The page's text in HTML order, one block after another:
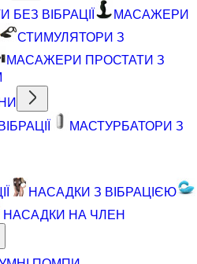
ВІБРАЦІЇ
МАСАЖЕРИ
СТИМУЛЯТОРИ З
МАСАЖЕРИ ПРОСТАТИ З
МАСТУРБАТОРИ З
НАСАДКИ З ВІБРАЦІЄЮ
НАСАДКИ НА ЧЛЕН